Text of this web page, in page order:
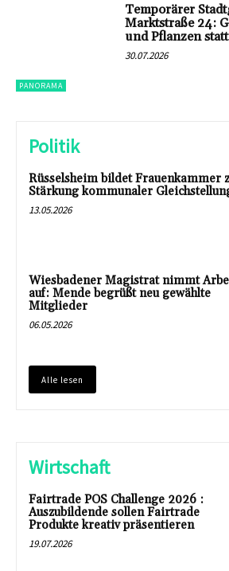
PANORAMA
Temporärer
Marktstraße 24:
und Pflanzen
30.07.2026
Politik
Rüsselsheim bildet Frauenkammer
Stärkung kommunaler
13.05.2026
Wiesbadener Magistrat nimmt
auf: Mende begrüßt neu gewählte
Mitglieder
06.05.2026
Alle lesen
Wirtschaft
Fairtrade POS Challenge 2026 :
Auszubildende sollen Fairtrade
Produkte kreativ präsentieren
19.07.2026